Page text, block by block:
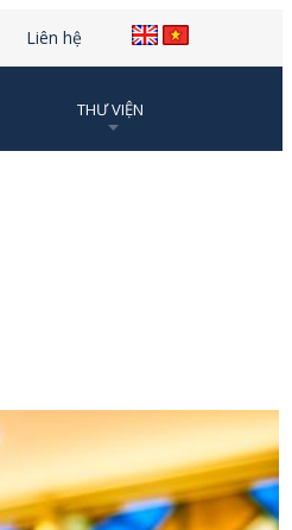
Liên hệ
THƯ VIỆN